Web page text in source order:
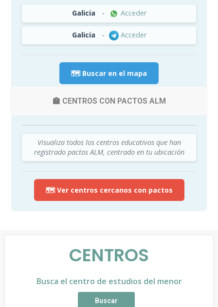
Galicia - Acceder
Galicia - Acceder
🗺️ Buscar en el mapa
🏫 CENTROS CON PACTOS ALM
Visualiza todos los centros educativos que han
registrado pactos ALM, centrado en tu ubicación
🗺️ Ver centros cercanos con pactos
CENTROS
Busca el centro de estudios del menor
Buscar